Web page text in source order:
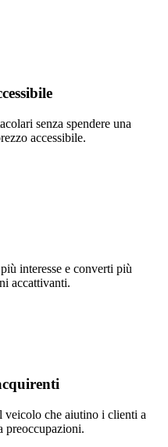
senza spendere una
accessibile.
interesse e converti più
accattivanti.
veicolo che aiutino i clienti a
preoccupazioni.